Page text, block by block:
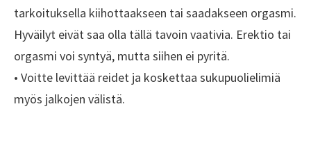
tarkoituksella kiihottaakseen tai saadakseen orgasmi.
Hyväilyt eivät saa olla tällä tavoin vaativia. Erektio tai
orgasmi voi syntyä, mutta siihen ei pyritä.
• Voitte levittää reidet ja koskettaa sukupuolielimiä
myös jalkojen välistä.